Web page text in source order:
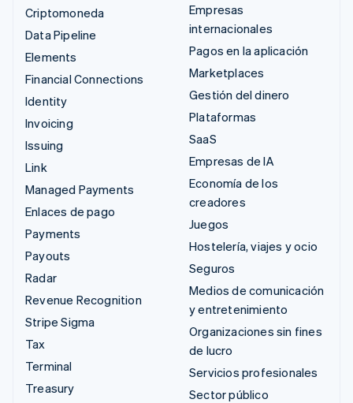
Criptomoneda
Data Pipeline
Elements
Financial Connections
Identity
Invoicing
Issuing
Link
Managed Payments
Enlaces de pago
Payments
Payouts
Radar
Revenue Recognition
Stripe Sigma
Tax
Terminal
Treasury
Empresas
internacionales
Pagos en la aplicación
Marketplaces
Gestión del dinero
Plataformas
SaaS
Empresas de IA
Economía de los
creadores
Juegos
Hostelería, viajes y ocio
Seguros
Medios de comunicación
y entretenimiento
Organizaciones sin fines
de lucro
Servicios profesionales
Sector público